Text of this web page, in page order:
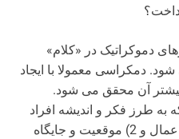
دموکراتیک در «کلام»
دمکراسی معمولا با ایجاد
بیشتر آن محقق می شود.
به طرز فکر و اندیشه افراد
مربوط باشد، ناشی از 1) رفتار و اعمال و 2) موقعیت و جایگاه